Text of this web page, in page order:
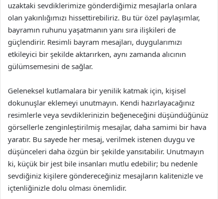
uzaktaki sevdiklerimize gönderdiğimiz mesajlarla onlara
olan yakınlığımızı hissettirebiliriz. Bu tür özel paylaşımlar,
bayramın ruhunu yaşatmanın yanı sıra ilişkileri de
güçlendirir. Resimli bayram mesajları, duygularımızı
etkileyici bir şekilde aktarırken, aynı zamanda alıcının
gülümsemesini de sağlar.
Geleneksel kutlamalara bir yenilik katmak için, kişisel
dokunuşlar eklemeyi unutmayın. Kendi hazırlayacağınız
resimlerle veya sevdiklerinizin beğeneceğini düşündüğünüz
görsellerle zenginleştirilmiş mesajlar, daha samimi bir hava
yaratır. Bu sayede her mesaj, verilmek istenen duygu ve
düşünceleri daha özgün bir şekilde yansıtabilir. Unutmayın
ki, küçük bir jest bile insanları mutlu edebilir; bu nedenle
sevdiğiniz kişilere göndereceğiniz mesajların kalitenizle ve
içtenliğinizle dolu olması önemlidir.